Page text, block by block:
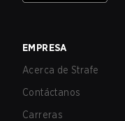
EMPRESA
Acerca de Strafe
Contáctanos
Carreras